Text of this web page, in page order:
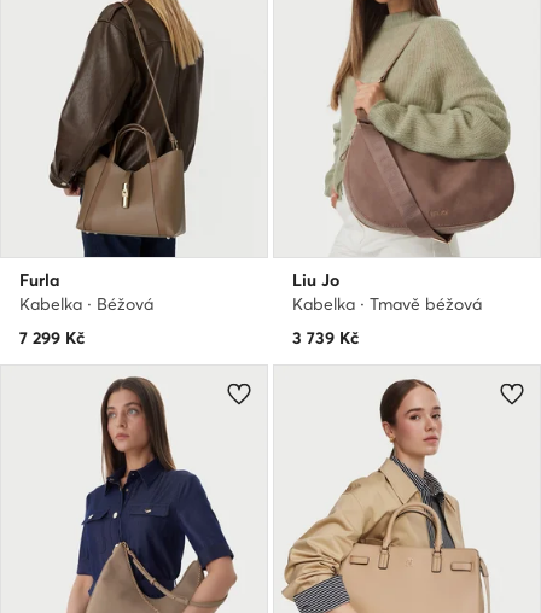
Furla
Kabelka · Béžová
7 299 Kč
Liu Jo
Kabelka · Tmavě béžová
3 739 Kč